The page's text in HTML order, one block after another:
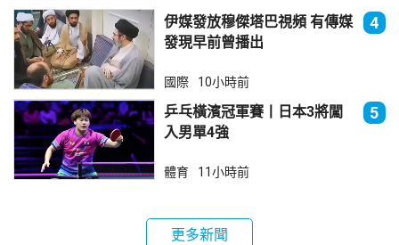
伊媒發放穆傑塔巴視頻 有傳媒
發現早前曾播出
4
國際 10小時前
乒乓橫濱冠軍賽丨日本3將闖
入男單4強
5
體育 11小時前
更多新聞